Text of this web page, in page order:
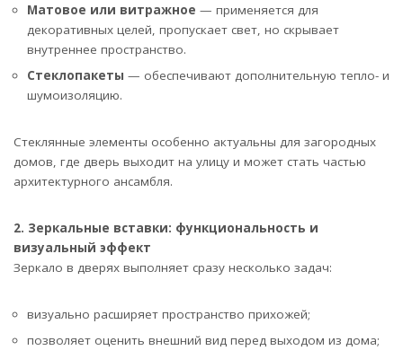
Матовое или витражное — применяется для
декоративных целей, пропускает свет, но скрывает
внутреннее пространство.
Стеклопакеты — обеспечивают дополнительную тепло- и
шумоизоляцию.
Стеклянные элементы особенно актуальны для загородных
домов, где дверь выходит на улицу и может стать частью
архитектурного ансамбля.
2. Зеркальные вставки: функциональность и
визуальный эффект
Зеркало в дверях выполняет сразу несколько задач:
визуально расширяет пространство прихожей;
позволяет оценить внешний вид перед выходом из дома;